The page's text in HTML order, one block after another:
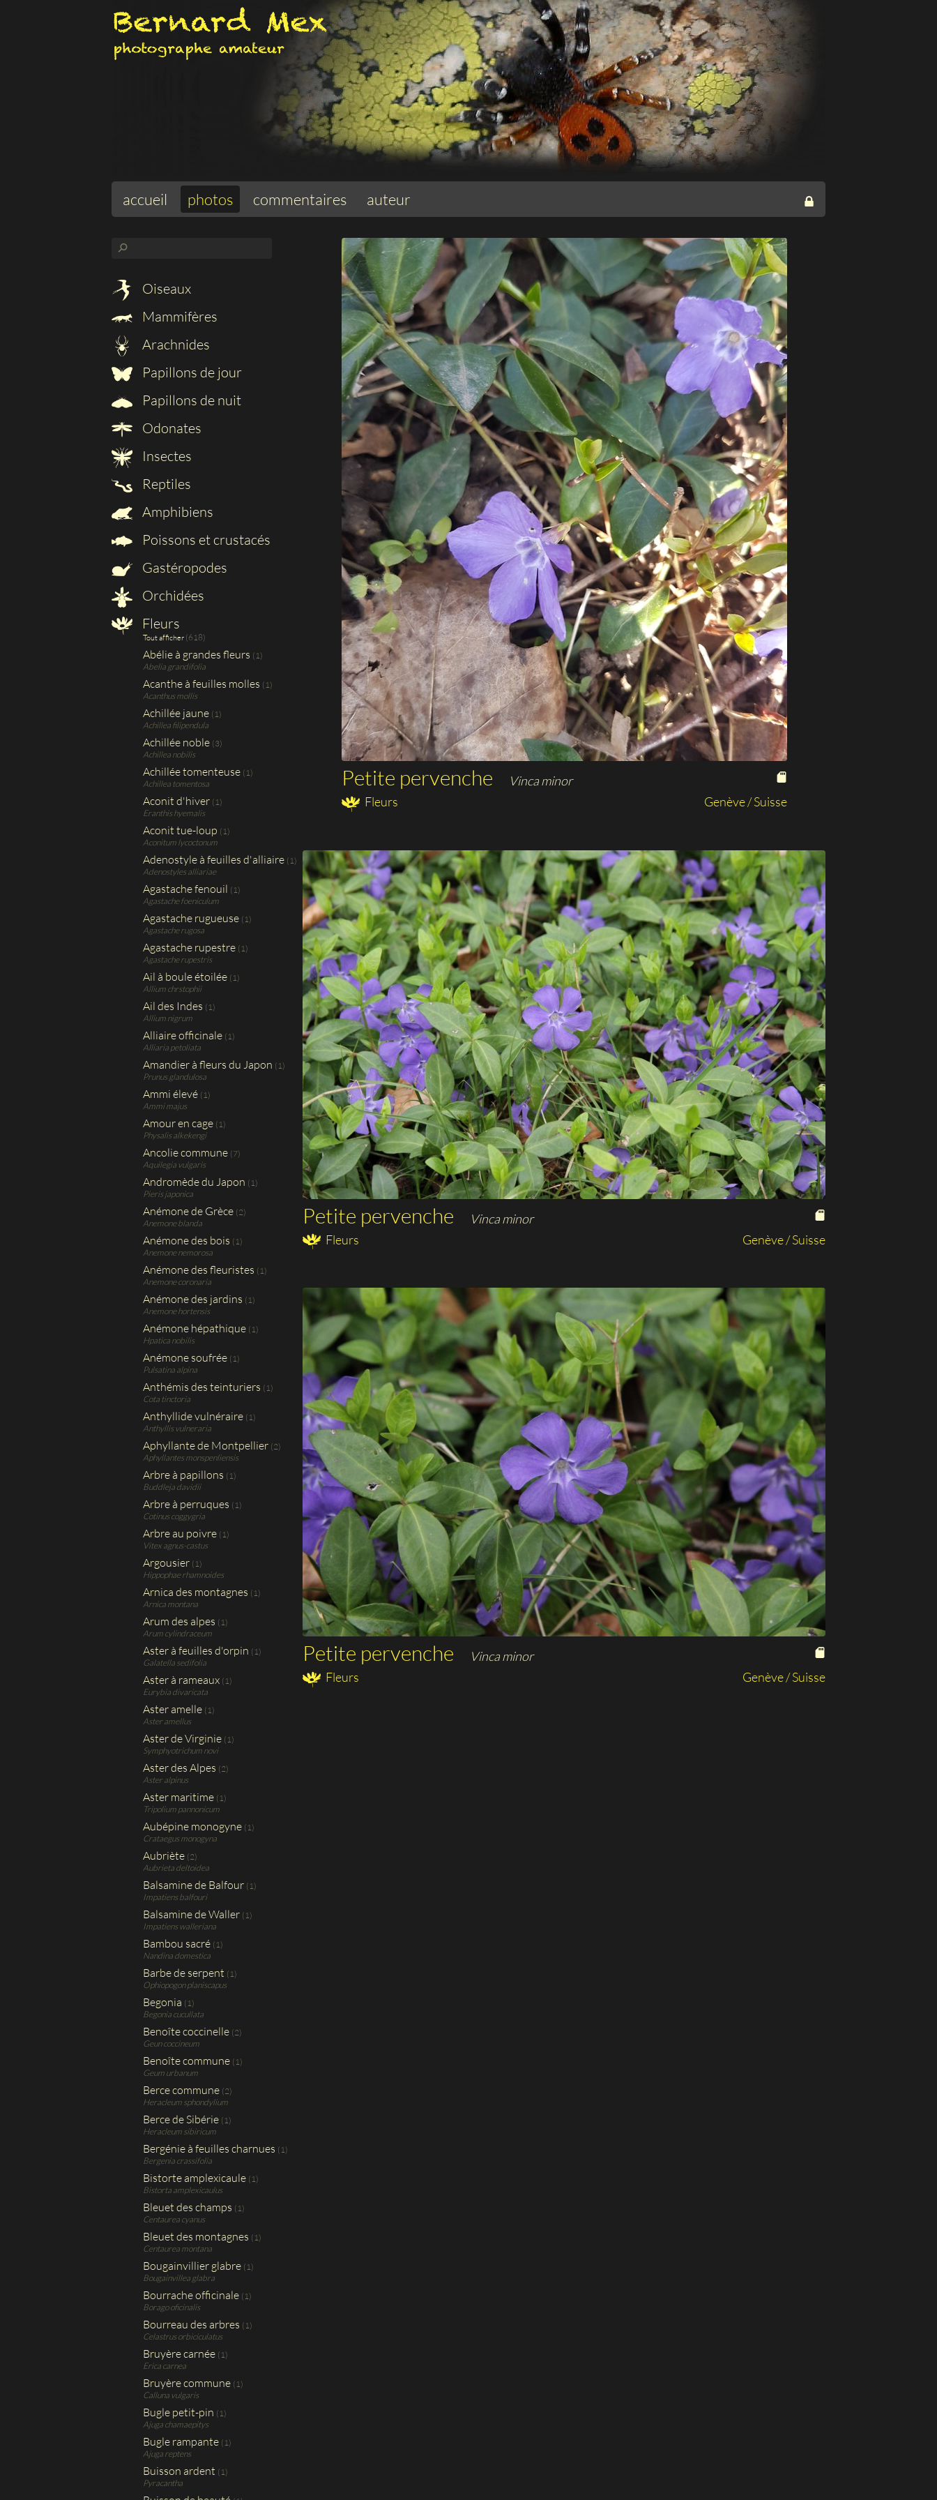
accueil photos commentaires auteur
⚲
Oiseaux
Mammifères
Arachnides
Papillons de jour
Papillons de nuit
Odonates
Insectes
Reptiles
Amphibiens
Poissons et crustacés
Gastéropodes
Orchidées
Fleurs
Tout afficher (618)
Abélie à grandes fleurs (1)
Abelia grandifolia
Acanthe à feuilles molles (1)
Acanthus mollis
Achillée jaune (1)
Achillea filipendula
Achillée noble (3)
Achillea nobilis
Achillée tomenteuse (1)
Achillea tomentosa
Aconit d'hiver (1)
Eranthis hyemalis
Aconit tue-loup (1)
Aconitum lycoctonum
Adenostyle à feuilles d'alliaire (1)
Adenostyles alliariae
Agastache fenouil (1)
Agastache foeniculum
Agastache rugueuse (1)
Agastache rugosa
Agastache rupestre (1)
Agastache rupestris
Ail à boule étoilée (1)
Allium chrstophii
Ail des Indes (1)
Allium nigrum
Alliaire officinale (1)
Alliaria petoliata
Amandier à fleurs du Japon (1)
Prunus glandulosa
Ammi élevé (1)
Ammi majus
Amour en cage (1)
Physalis alkekengi
Ancolie commune (7)
Aquilegia vulgaris
Andromède du Japon (1)
Pieris japonica
Anémone de Grèce (2)
Anemone blanda
Anémone des bois (1)
Anemone nemorosa
Anémone des fleuristes (1)
Anemone coronaria
Anémone des jardins (1)
Anemone hortensis
Anémone hépathique (1)
Hpatica nobilis
Anémone soufrée (1)
Pulsatina alpina
Anthémis des teinturiers (1)
Cota tinctoria
Anthyllide vulnéraire (1)
Anthyllis vulneraria
Aphyllante de Montpellier (2)
Aphyllantes monspenliensis
Arbre à papillons (1)
Buddleja davidii
Arbre à perruques (1)
Cotinus coggygria
Arbre au poivre (1)
Vitex agnus-castus
Argousier (1)
Hippophae rhamnoides
Arnica des montagnes (1)
Arnica montana
Arum des alpes (1)
Arum cylindraceum
Aster à feuilles d'orpin (1)
Galatella sedifolia
Aster à rameaux (1)
Eurybia divaricata
Aster amelle (1)
Aster amellus
Aster de Virginie (1)
Symphyotrichum novi
Aster des Alpes (2)
Aster alpinus
Aster maritime (1)
Tripolium pannonicum
Aubépine monogyne (1)
Crataegus monogyna
Aubriète (2)
Aubrieta deltoidea
Balsamine de Balfour (1)
Impatiens balfouri
Balsamine de Waller (1)
Impatiens walleriana
Bambou sacré (1)
Nandina domestica
Barbe de serpent (1)
Ophiopogon planiscapus
Begonia (1)
Begonia cucullata
Benoîte coccinelle (2)
Geun coccineum
Benoîte commune (1)
Geum urbanum
Berce commune (2)
Heracleum sphondylium
Berce de Sibérie (1)
Heracleum sibiricum
Bergénie à feuilles charnues (1)
Bergenia crassifolia
Bistorte amplexicaule (1)
Bistorta amplexicaulus
Bleuet des champs (1)
Centaurea cyanus
Bleuet des montagnes (1)
Centaurea montana
Bougainvillier glabre (1)
Bougainvillea glabra
Bourrache officinale (1)
Borago oficinalis
Bourreau des arbres (1)
Celastrus orbiciculatus
Bruyère carnée (1)
Erica carnea
Bruyère commune (1)
Calluna vulgaris
Bugle petit-pin (1)
Ajuga chamaepitys
Bugle rampante (1)
Ajuga reptens
Buisson ardent (1)
Pyracantha
Petite pervenche
Vinca minor
Fleurs
Genève / Suisse
Petite pervenche
Vinca minor
Fleurs
Genève / Suisse
Petite pervenche
Vinca minor
Fleurs
Genève / Suisse